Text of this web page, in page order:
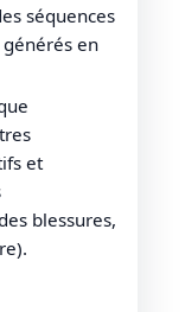
séquences
en
et
blessures,